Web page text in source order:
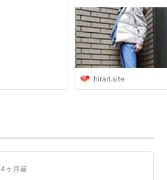
hirari.site
4ヶ月前